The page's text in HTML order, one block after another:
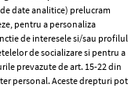
date analitice) prelucram
pentru a personaliza
de interesele si/sau profilul
de socializare si pentru a
prevazute de art. 15-22 din
personal. Aceste drepturi pot